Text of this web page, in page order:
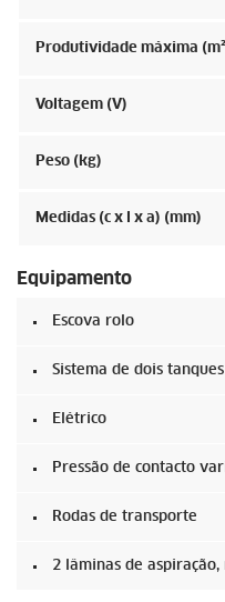
Produtividade máxima
Voltagem (V)
Peso (kg)
Medidas (c x l x a) (mm)
Equipamento
Escova rolo
Sistema de dois tanques
Elétrico
Pressão de contacto
Rodas de transporte
2 lâminas de aspiração,